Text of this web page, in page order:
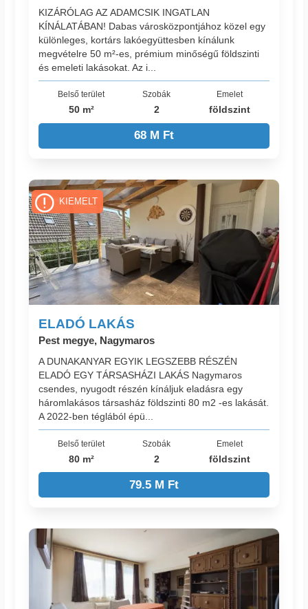
KIZÁRÓLAG AZ ADAMCSIK INGATLAN
KÍNÁLATÁBAN! Dabas városközpontjához közel egy
különleges, kortárs lakóegyüttesben kínálunk
megvételre 50 m²-es, prémium minőségű földszinti
és emeleti lakásokat. Az i...
Belső terület
50 m²
Szobák
2
Emelet
földszint
68 M Ft
ELADÓ LAKÁS
Pest megye, Nagymaros
A DUNAKANYAR EGYIK LEGSZEBB RÉSZÉN
ELADÓ EGY TÁRSASHÁZI LAKÁS Nagymaros
csendes, nyugodt részén kínáljuk eladásra egy
háromlakásos társasház földszinti 80 m2 -es lakását.
A 2022-ben téglából épü...
Belső terület
80 m²
Szobák
2
Emelet
földszint
79.5 M Ft
KIEMELT